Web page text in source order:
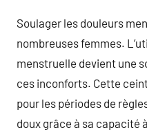
Soulager les douleurs
nombreuses femmes.
menstruelle devient une
ces inconforts. Cette
pour les périodes de
doux grâce à sa capacité